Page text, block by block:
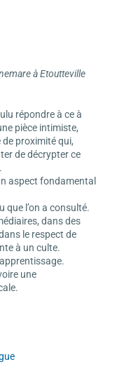
à Etoutteville
répondre à ce à
pièce intimiste,
proximité qui,
de décrypter ce
aspect fondamental
que l’on a consulté.
dans des
le respect de
à un culte.
une